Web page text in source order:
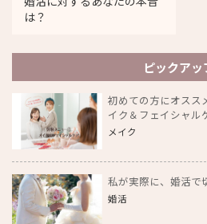
は？
ピックアッ
初めての方にオス
イク＆フェイシャル
メイク
私が実際に、婚活で
婚活